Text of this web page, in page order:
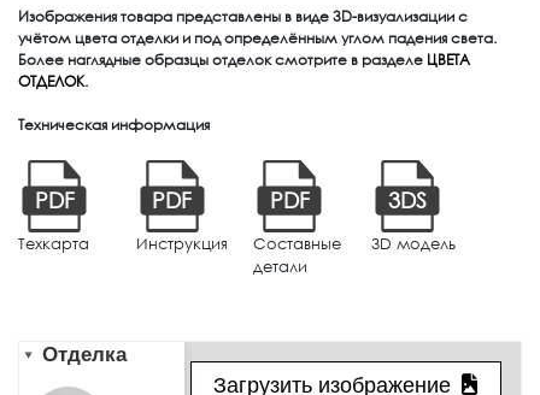
Изображения товара представлены в виде 3D-визуализации с
учётом цвета отделки и под определённым углом падения света.
Более наглядные образцы отделок смотрите в разделе ЦВЕТА
ОТДЕЛОК.
Техническая информация
PDF
Техкарта
PDF
Инструкция
PDF
Составные
детали
3DS
3D модель